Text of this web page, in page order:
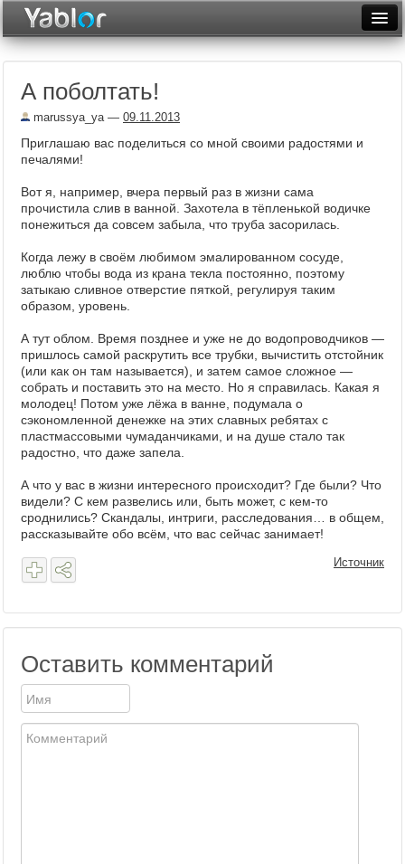
Архив
Фототоп
Видеотоп
А поболтать!
marussya_ya— 09.11.2013
Приглашаю вас поделиться со мной своими радостями и
печалями!
Вот я, например, вчера первый раз в жизни сама
прочистила слив в ванной. Захотела в тёпленькой водичке
понежиться да совсем забыла, что труба засорилась.
Когда лежу в своём любимом эмалированном сосуде,
люблю чтобы вода из крана текла постоянно, поэтому
затыкаю сливное отверстие пяткой, регулируя таким
образом, уровень.
А тут облом. Время позднее и уже не до водопроводчиков —
пришлось самой раскрутить все трубки, вычистить отстойник
(или как он там называется), и затем самое сложное —
собрать и поставить это на место. Но я справилась. Какая я
молодец! Потом уже лёжа в ванне, подумала о
сэкономленной денежке на этих славных ребятах с
пластмассовыми чумаданчиками, и на душе стало так
радостно, что даже запела.
А что у вас в жизни интересного происходит? Где были? Что
видели? С кем развелись или, быть может, с кем-то
сроднились? Скандалы, интриги, расследования… в общем,
рассказывайте обо всём, что вас сейчас занимает!
Источник
Оставить комментарий